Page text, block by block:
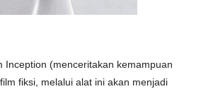
(menceritakan kemampuan
fiksi, melalui alat ini akan menjadi